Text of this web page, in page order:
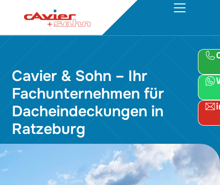
Cavier & Sohn – Ihr
Fachunternehmen für
Dacheindeckungen in
Ratzeburg